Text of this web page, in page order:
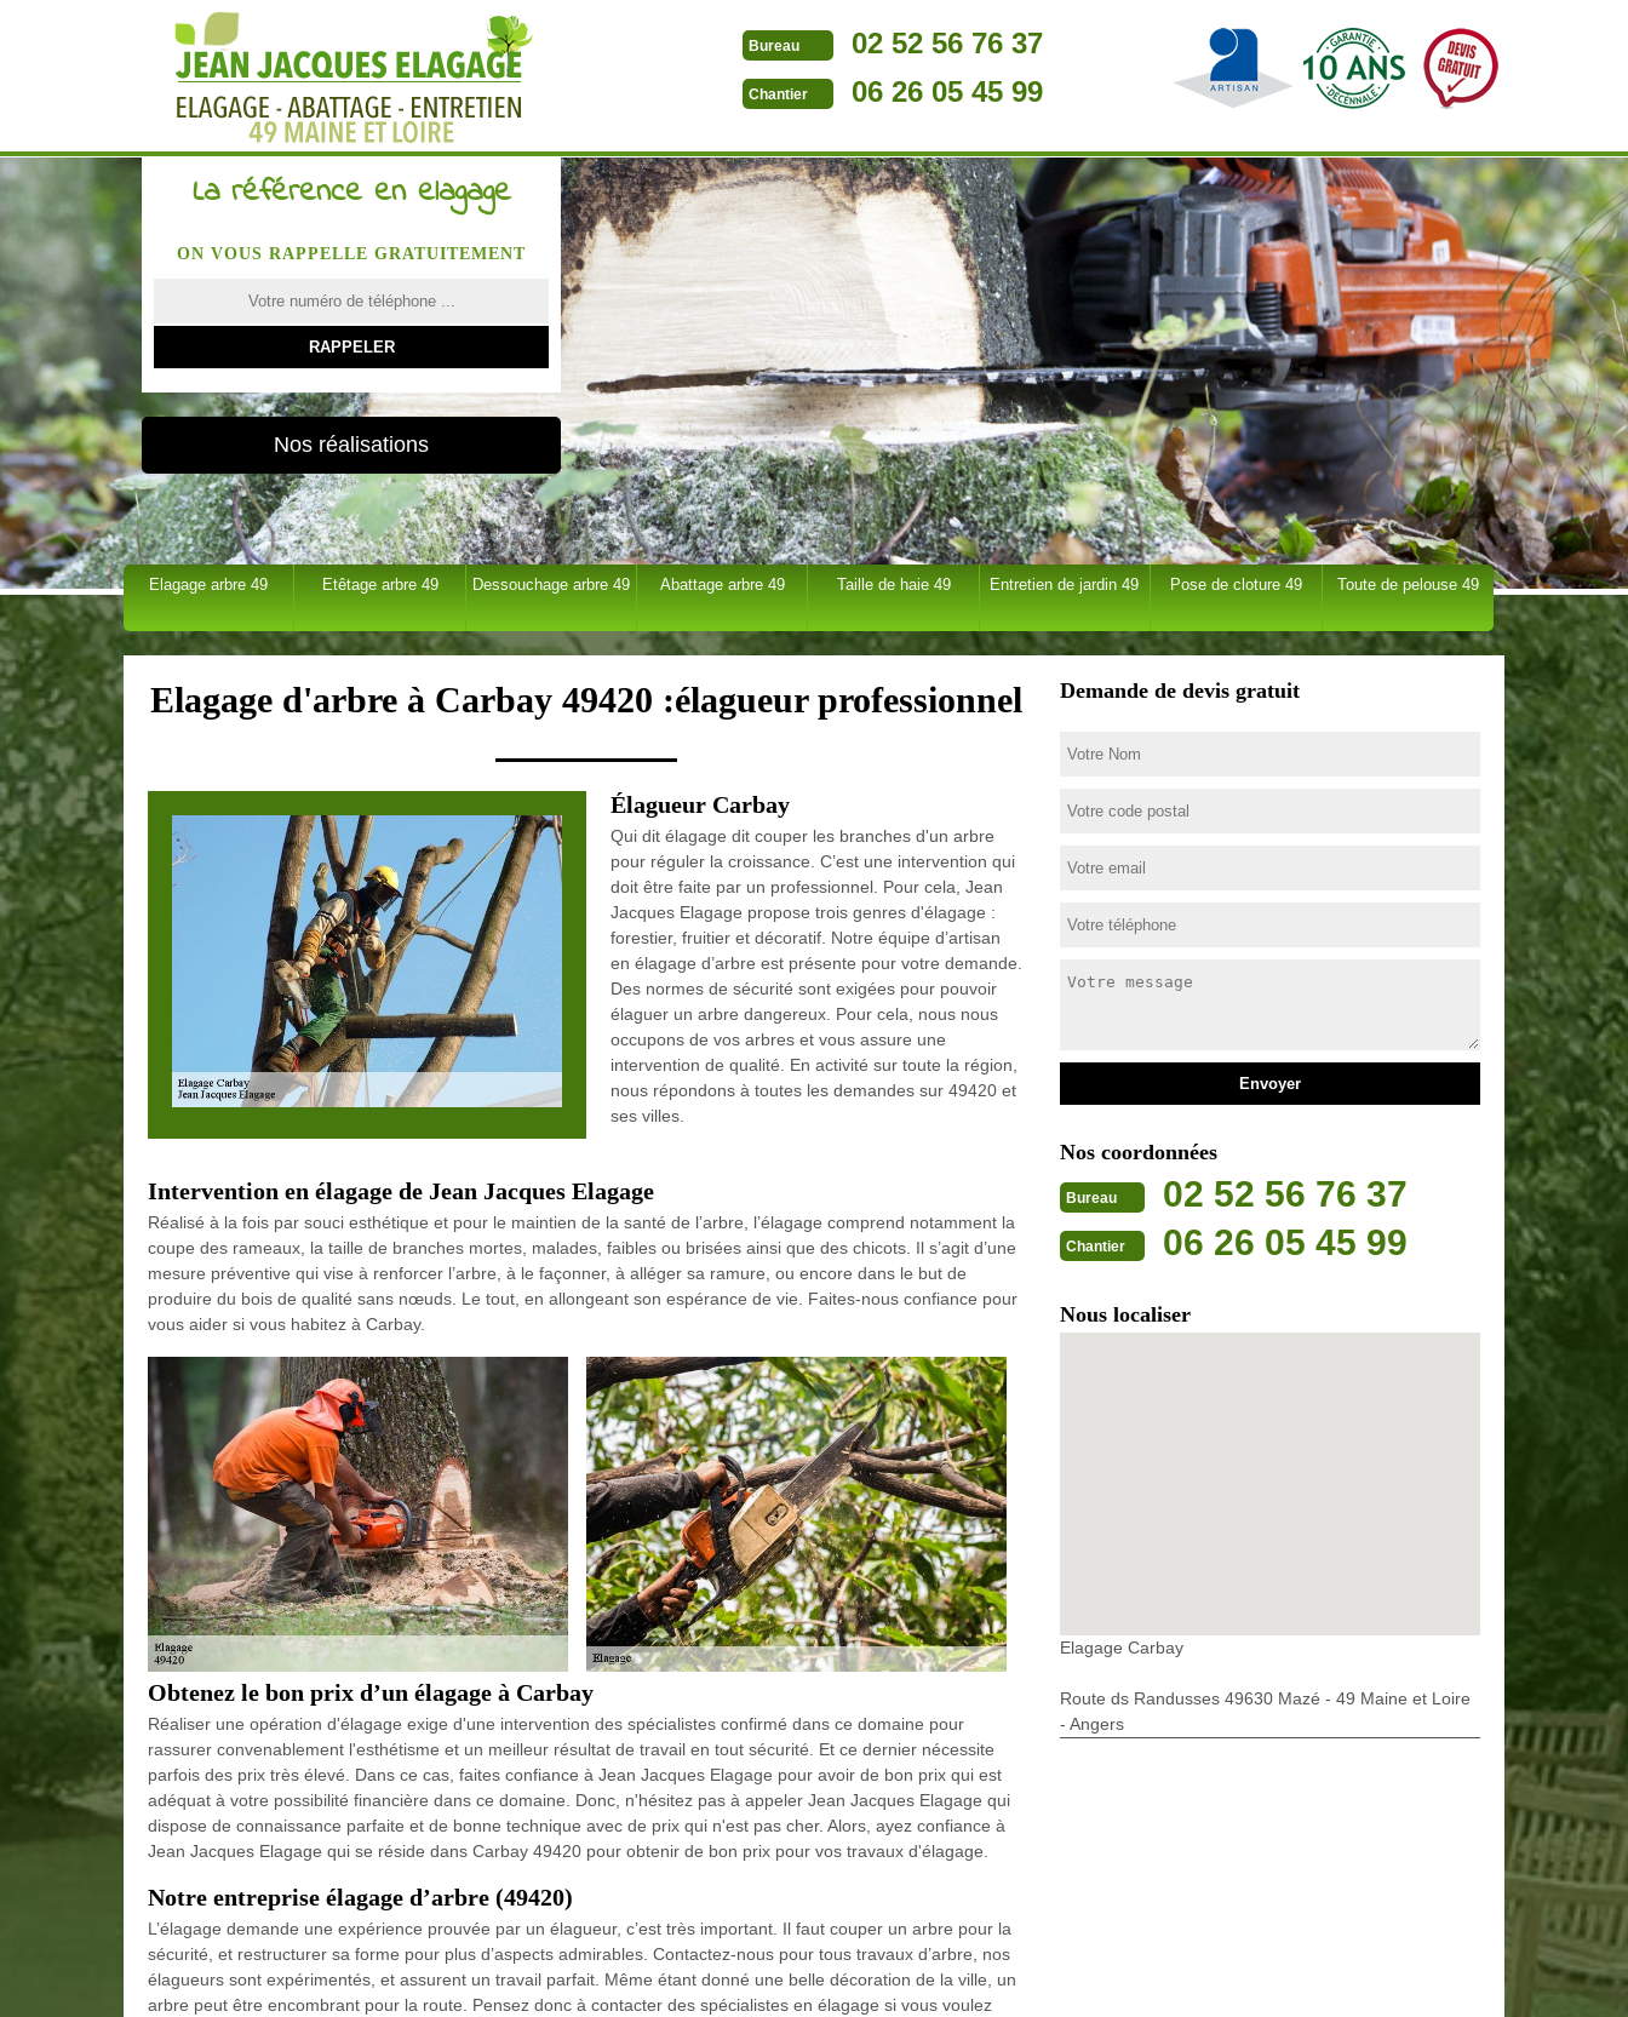
Bureau 02 52 56 76 37
Chantier 06 26 05 45 99
La référence en elagage
ON VOUS RAPPELLE GRATUITEMENT
Nos réalisations
Elagage arbre 49 Etêtage arbre 49 Dessouchage arbre 49 Abattage arbre 49 Taille de haie 49 Entretien de jardin 49 Pose de cloture 49 Toute de pelouse 49
Elagage d'arbre à Carbay 49420 :élagueur professionnel
Élagueur Carbay
Qui dit élagage dit couper les branches d'un arbre
pour réguler la croissance. C’est une intervention qui
doit être faite par un professionnel. Pour cela, Jean
Jacques Elagage propose trois genres d'élagage :
forestier, fruitier et décoratif. Notre équipe d’artisan
en élagage d’arbre est présente pour votre demande.
Des normes de sécurité sont exigées pour pouvoir
élaguer un arbre dangereux. Pour cela, nous nous
occupons de vos arbres et vous assure une
intervention de qualité. En activité sur toute la région,
nous répondons à toutes les demandes sur 49420 et
ses villes.
Intervention en élagage de Jean Jacques Elagage
Réalisé à la fois par souci esthétique et pour le maintien de la santé de l’arbre, l’élagage comprend notamment la
coupe des rameaux, la taille de branches mortes, malades, faibles ou brisées ainsi que des chicots. Il s’agit d’une
mesure préventive qui vise à renforcer l’arbre, à le façonner, à alléger sa ramure, ou encore dans le but de
produire du bois de qualité sans nœuds. Le tout, en allongeant son espérance de vie. Faites-nous confiance pour
vous aider si vous habitez à Carbay.
Obtenez le bon prix d’un élagage à Carbay
Réaliser une opération d'élagage exige d'une intervention des spécialistes confirmé dans ce domaine pour
rassurer convenablement l'esthétisme et un meilleur résultat de travail en tout sécurité. Et ce dernier nécessite
parfois des prix très élevé. Dans ce cas, faites confiance à Jean Jacques Elagage pour avoir de bon prix qui est
adéquat à votre possibilité financière dans ce domaine. Donc, n'hésitez pas à appeler Jean Jacques Elagage qui
dispose de connaissance parfaite et de bonne technique avec de prix qui n'est pas cher. Alors, ayez confiance à
Jean Jacques Elagage qui se réside dans Carbay 49420 pour obtenir de bon prix pour vos travaux d'élagage.
Notre entreprise élagage d’arbre (49420)
L’élagage demande une expérience prouvée par un élagueur, c’est très important. Il faut couper un arbre pour la
sécurité, et restructurer sa forme pour plus d’aspects admirables. Contactez-nous pour tous travaux d’arbre, nos
élagueurs sont expérimentés, et assurent un travail parfait. Même étant donné une belle décoration de la ville, un
arbre peut être encombrant pour la route. Pensez donc à contacter des spécialistes en élagage si vous voulez
Demande de devis gratuit
Nos coordonnées
Bureau 02 52 56 76 37
Chantier 06 26 05 45 99
Nous localiser
Elagage Carbay
Route ds Randusses 49630 Mazé - 49 Maine et Loire
- Angers